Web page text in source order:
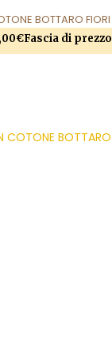
BOTTARO
€Fascia di